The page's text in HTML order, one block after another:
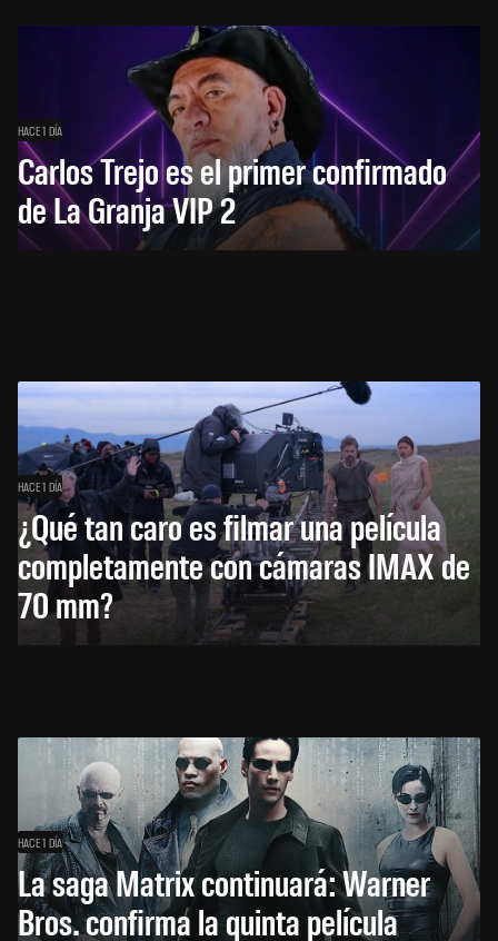
HACE 1 DÍA
Carlos Trejo es el primer confirmado
de La Granja VIP 2
HACE 1 DÍA
¿Qué tan caro es filmar una película
completamente con cámaras IMAX de
70 mm?
HACE 1 DÍA
La saga Matrix continuará: Warner
Bros. confirma la quinta película